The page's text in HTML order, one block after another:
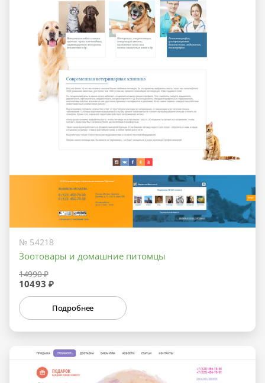
№ 54218
Зоотовары и домашние питомцы
14990 ₽
10493 ₽
Подробнее